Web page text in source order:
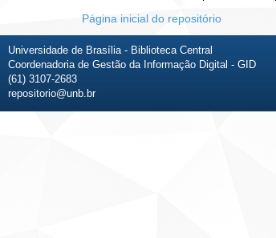
Página inicial do repositório
Universidade de Brasília - Biblioteca Central
Coordenadoria de Gestão da Informação Digital - GID
(61) 3107-2683
repositorio@unb.br